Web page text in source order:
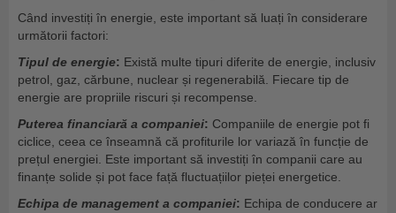
Când investiți în energie, este important să luați în considerare
următorii factori:
Tipul de energie: Există multe tipuri diferite de energie, inclusiv
petrol, gaz, cărbune, nuclear și regenerabilă. Fiecare tip de
energie are propriile riscuri și recompense.
Puterea financiară a companiei: Companiile de energie pot fi
ciclice, ceea ce înseamnă că profiturile lor variază în funcție de
prețul energiei. Este important să investiți în companii care au
finanțe solide și pot face față fluctuațiilor pieței energetice.
Echipa de management a companiei: Echipa de conducere ar